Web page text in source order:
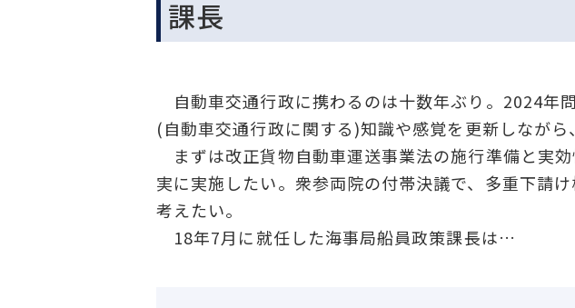
課長
自動車交通行政に携わるのは十数年ぶり。2024年
(自動車交通行政に関する)知識や感覚を更新しなが
まずは改正貨物自動車運送事業法の施行準備と実
実に実施したい。衆参両院の付帯決議で、多重下請
考えたい。
18年7月に就任した海事局船員政策課長は…